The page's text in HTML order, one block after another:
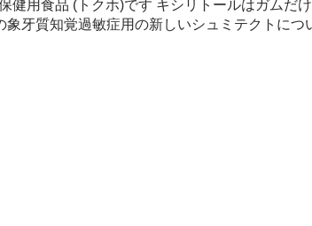
用食品 (トクホ)です キシリトールはガムだ
牙質知覚過敏症用の新しいシュミテクトにつ